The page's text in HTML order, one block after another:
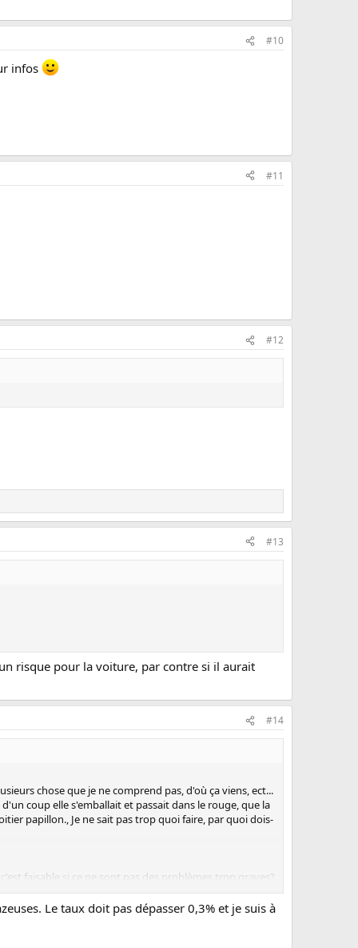
#10
infos
#11
#12
#13
risque pour la voiture, par contre si il aurait
#14
chose que je ne comprend pas, d'où ça viens, ect...
coup elle s'emballait et passait dans le rouge, que la
papillon., Je ne sait pas trop quoi faire, par quoi dois-
faisable si ce ne sont pas des problèmes trop graves?
ce soit, cela me serait bien utile. Bonne journée
Le taux doit pas dépasser 0,3% et je suis à